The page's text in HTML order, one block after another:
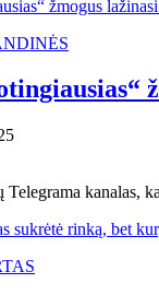
Telegrama kanalas,